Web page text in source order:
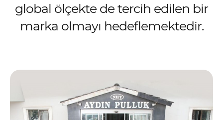
global ölçekte de tercih edilen bir
marka olmayı hedeflemektedir.